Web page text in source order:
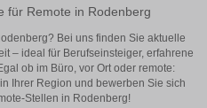
für Remote in Rodenberg
Bei uns finden Sie aktuelle
– ideal für Berufseinsteiger, erfahrene
ob im Büro, vor Ort oder remote:
Ihrer Region und bewerben Sie sich
Stellen in Rodenberg!